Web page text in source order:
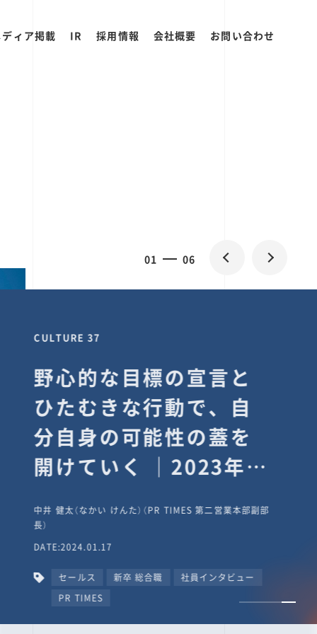
ィア掲載 IR 採用情報 会社概要 お問い合わせ
01 06
CULTURE 37
野心的な目標の宣言と
ひたむきな行動で、自
分自身の可能性の蓋を
開けていく ｜2023年度
タビュー #PR
TIMESな人たち
中井 健太（なかい けんた）（PR TIMES 第二営業本部副部
長）
DATE:2024.01.17
セールス 新卒 総合職
社員インタビュー
PR TIMES